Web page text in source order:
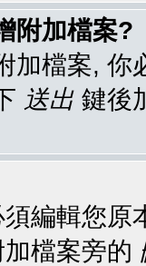
附加檔案?
加檔案,
送出 鍵後
編輯您
檔案旁的